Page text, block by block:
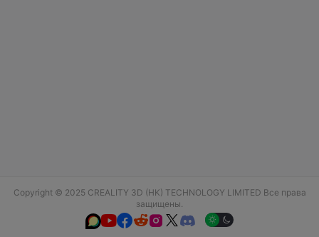
Copyright © 2025 CREALITY 3D (HK) TECHNOLOGY LIMITED Все права
защищены.
  